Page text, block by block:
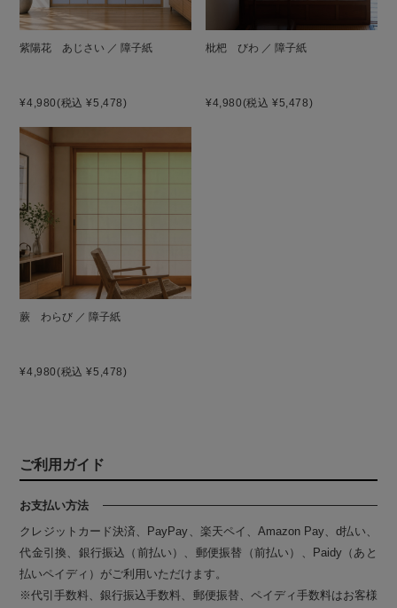
紫陽花 あじさい ／ 障子紙
¥4,980(税込 ¥5,478)
枇杷 びわ ／ 障子紙
¥4,980(税込 ¥5,478)
蕨 わらび ／ 障子紙
¥4,980(税込 ¥5,478)
ご利用ガイド
お支払い方法
クレジットカード決済、PayPay、楽天ペイ、Amazon Pay、d払い、
代金引換、銀行振込（前払い）、郵便振替（前払い）、Paidy（あと
払いペイディ）がご利用いただけます。
※代引手数料、銀行振込手数料、郵便振替、ペイディ手数料はお客様